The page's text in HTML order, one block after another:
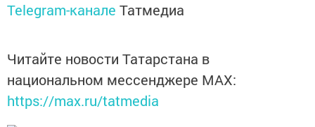
Telegram-канале Татмедиа
Читайте новости Татарстана в
национальном мессенджере MАХ:
https://max.ru/tatmedia